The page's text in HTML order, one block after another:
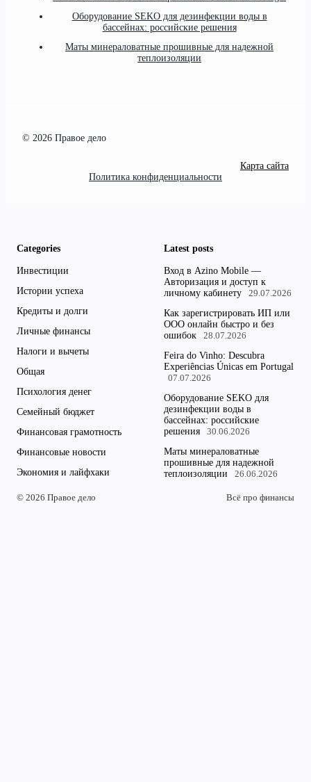
Оборудование SEKO для дезинфекции воды в
бассейнах: российские решения
Маты минераловатные прошивные для надежной
теплоизоляции
© 2026 Правое дело
Карта сайта
Политика конфиденциальности
Categories
Инвестиции
Истории успеха
Кредиты и долги
Личные финансы
Налоги и вычеты
Общая
Психология денег
Семейный бюджет
Финансовая грамотность
Финансовые новости
Экономия и лайфхаки
Latest posts
Вход в Azino Mobile —
Авторизация и доступ к
личному кабинету
29.07.2026
Как зарегистрировать ИП или
ООО онлайн быстро и без
ошибок
28.07.2026
Feira do Vinho: Descubra
Experiências Únicas em Portugal
07.07.2026
Оборудование SEKO для
дезинфекции воды в
бассейнах: российские
решения
30.06.2026
Маты минераловатные
прошивные для надежной
теплоизоляции
26.06.2026
© 2026 Правое дело Всё про финансы